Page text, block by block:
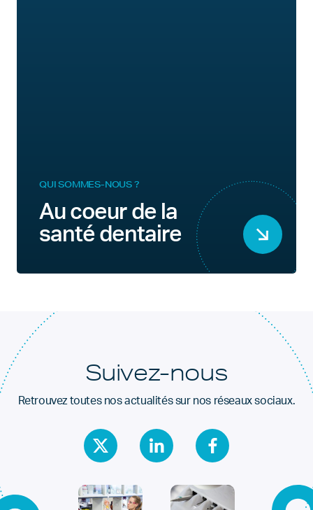
QUI SOMMES-NOUS ?
Au coeur de la
santé dentaire
Suivez-nous
Retrouvez toutes nos actualités sur nos réseaux sociaux.